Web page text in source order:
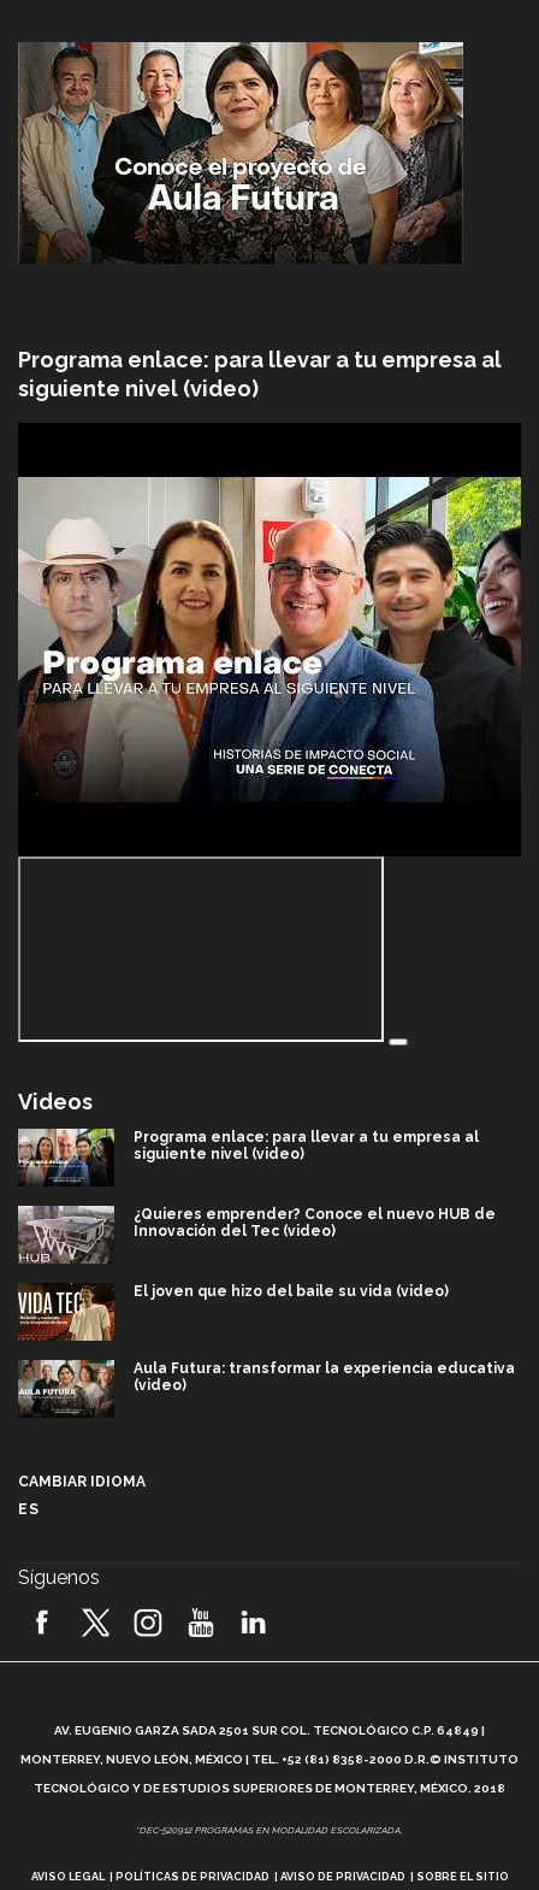
Programa enlace: para llevar a tu empresa al
siguiente nivel (video)
Videos
Programa enlace: para llevar a tu empresa al
siguiente nivel (video)
¿Quieres emprender? Conoce el nuevo HUB de
Innovación del Tec (video)
El joven que hizo del baile su vida (video)
Aula Futura: transformar la experiencia educativa
(video)
2026! (video)
¿Cómo es el Modelo Educativo Tec? (video)
Vida Tec: Feminismo e Inteligencia Artificial, Paola
CAMBIAR IDIOMA
ES
Síguenos
AV. EUGENIO GARZA SADA 2501 SUR COL. TECNOLÓGICO C.P. 64849 |
MONTERREY, NUEVO LEÓN, MÉXICO | TEL. +52 (81) 8358-2000 D.R.© INSTITUTO
TECNOLÓGICO Y DE ESTUDIOS SUPERIORES DE MONTERREY, MÉXICO. 2018
*DEC-520912 PROGRAMAS EN MODALIDAD ESCOLARIZADA.
AVISO LEGAL POLÍTICAS DE PRIVACIDAD AVISO DE PRIVACIDAD SOBRE EL SITIO